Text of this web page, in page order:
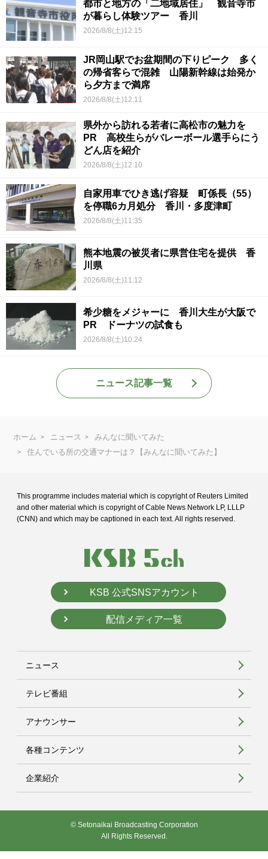
都市と地方の「二地域居住」 観音寺市
が暮らし体験ツアー 香川
2026/8/8(土)12:15
JR岡山駅でお盆期間の下りピーク 多く
の帰省客らで混雑 山陽新幹線は始発か
ら夕方まで満席
2026/8/8(土)12:11
県外から訪れる若者に高松市の魅力を
PR 高校生らがバレーボール選手らにう
どん店を紹介
2026/8/8(土)12:10
自家用車でひき逃げ容疑 町係長（55）
を停職6カ月処分 香川・多度津町
2026/8/8(土)11:35
熊本地震の被災者に県営住宅を提供 香
川県
2026/8/8(土)11:12
希少糖をメジャーに 香川大生が大阪で
PR ドーナツの試食も
2026/8/8(土)10:24
ニュース記事一覧
ホーム ニュース
みんなに聞いてみた
住んでいる所の交通マナーは？【みんなに聞いてみた】
This programme includes material which is copyright of Reuters Limited
and other material which is copyright of Cable News Network LP, LLLP
(CNN) and which may be captioned in each text. All rights reserved.
KSB 公式SNSアカウント
配信メディア一覧
ニュース
テレビ番組
アナウンサー
各種コンテンツ
企業紹介
© Setonaikai Broadcasting Corporation
All Rights Reserved.